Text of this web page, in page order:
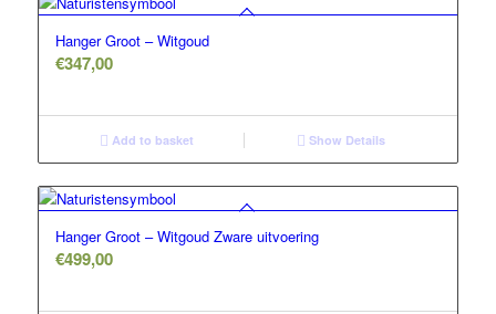
Hanger Groot – Witgoud
€347,00
Add to basket Show Details
Hanger Groot – Witgoud Zware uitvoering
€499,00